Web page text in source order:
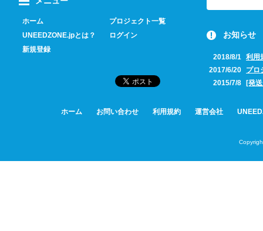
ホーム
プロジェクト一覧
UNEEDZONE.jpとは？
ログイン
新規登録
お知らせ
2018/8/1 利用
2017/6/20
プロ
2015/7/8
[発
ホーム お問い合わせ 利用規約 運営会社